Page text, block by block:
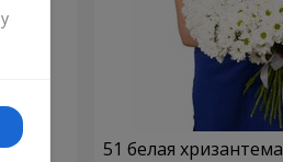
51 белая хризантема